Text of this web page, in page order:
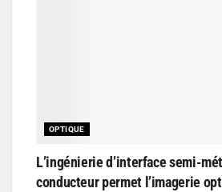
OPTIQUE
L’ingénierie d’interface semi-
conducteur permet l’imagerie